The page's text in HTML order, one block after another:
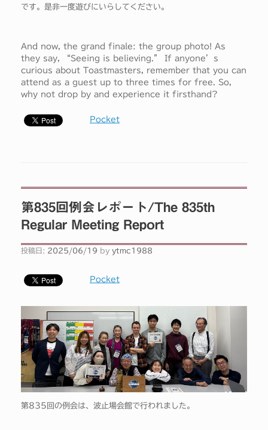
です。是非一度遊びにいらしてください。
And now, the grand finale: the group photo! As
they say, “Seeing is believing.” If anyone’s
curious about Toastmasters, remember that you can
attend as a guest up to three times for free. So,
why not drop by and experience it firsthand?
Pocket
第835回例会レポート/The 835th
Regular Meeting Report
投稿日: 2025/06/19 by ytmc1988
Pocket
第835回の例会は、波止場会館で行われました。